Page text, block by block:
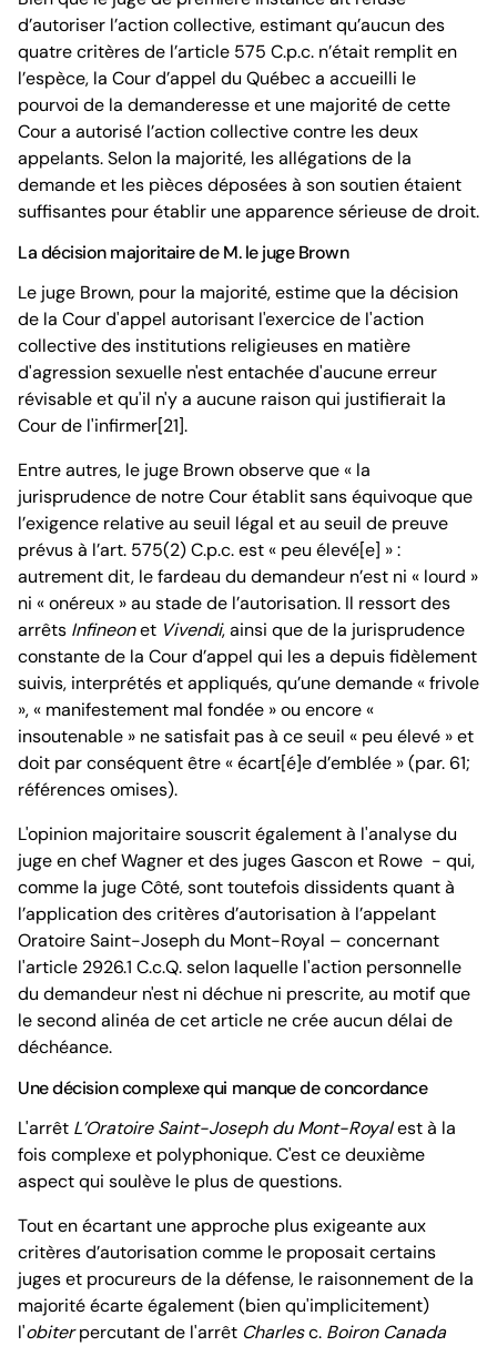
d’autoriser l’action collective, estimant qu’aucun des
quatre critères de l’article 575 C.p.c. n’était remplit en
l’espèce, la Cour d’appel du Québec a accueilli le
pourvoi de la demanderesse et une majorité de cette
Cour a autorisé l’action collective contre les deux
appelants. Selon la majorité, les allégations de la
demande et les pièces déposées à son soutien étaient
suffisantes pour établir une apparence sérieuse de droit.
La décision majoritaire de M. le juge Brown
Le juge Brown, pour la majorité, estime que la décision
de la Cour d'appel autorisant l'exercice de l'action
collective des institutions religieuses en matière
d'agression sexuelle n'est entachée d'aucune erreur
révisable et qu'il n'y a aucune raison qui justifierait la
Cour de l'infirmer[21].
Entre autres, le juge Brown observe que « la
jurisprudence de notre Cour établit sans équivoque que
l’exigence relative au seuil légal et au seuil de preuve
prévus à l’art. 575(2) C.p.c. est « peu élevé[e] » :
autrement dit, le fardeau du demandeur n’est ni « lourd »
ni « onéreux » au stade de l’autorisation. Il ressort des
arrêts Infineonet Vivendi, ainsi que de la jurisprudence
constante de la Cour d’appel qui les a depuis fidèlement
suivis, interprétés et appliqués, qu’une demande « frivole
», « manifestement mal fondée » ou encore «
insoutenable » ne satisfait pas à ce seuil « peu élevé » et
doit par conséquent être « écart[é]e d’emblée » (par. 61;
références omises).
L'opinion majoritaire souscrit également à l'analyse du
juge en chef Wagner et des juges Gascon et Rowe - qui,
comme la juge Côté, sont toutefois dissidents quant à
l’application des critères d’autorisation à l’appelant
Oratoire Saint-Joseph du Mont-Royal – concernant
l'article 2926.1 C.c.Q. selon laquelle l'action personnelle
du demandeur n'est ni déchue ni prescrite, au motif que
le second alinéa de cet article ne crée aucun délai de
déchéance.
Une décision complexe qui manque de concordance
L'arrêt L’Oratoire Saint-Joseph du Mont-Royalest à la
fois complexe et polyphonique. C'est ce deuxième
aspect qui soulève le plus de questions.
Tout en écartant une approche plus exigeante aux
critères d’autorisation comme le proposait certains
juges et procureurs de la défense, le raisonnement de la
majorité écarte également (bien qu'implicitement)
l'obiterpercutant de l'arrêt Charlesc. Boiron Canada